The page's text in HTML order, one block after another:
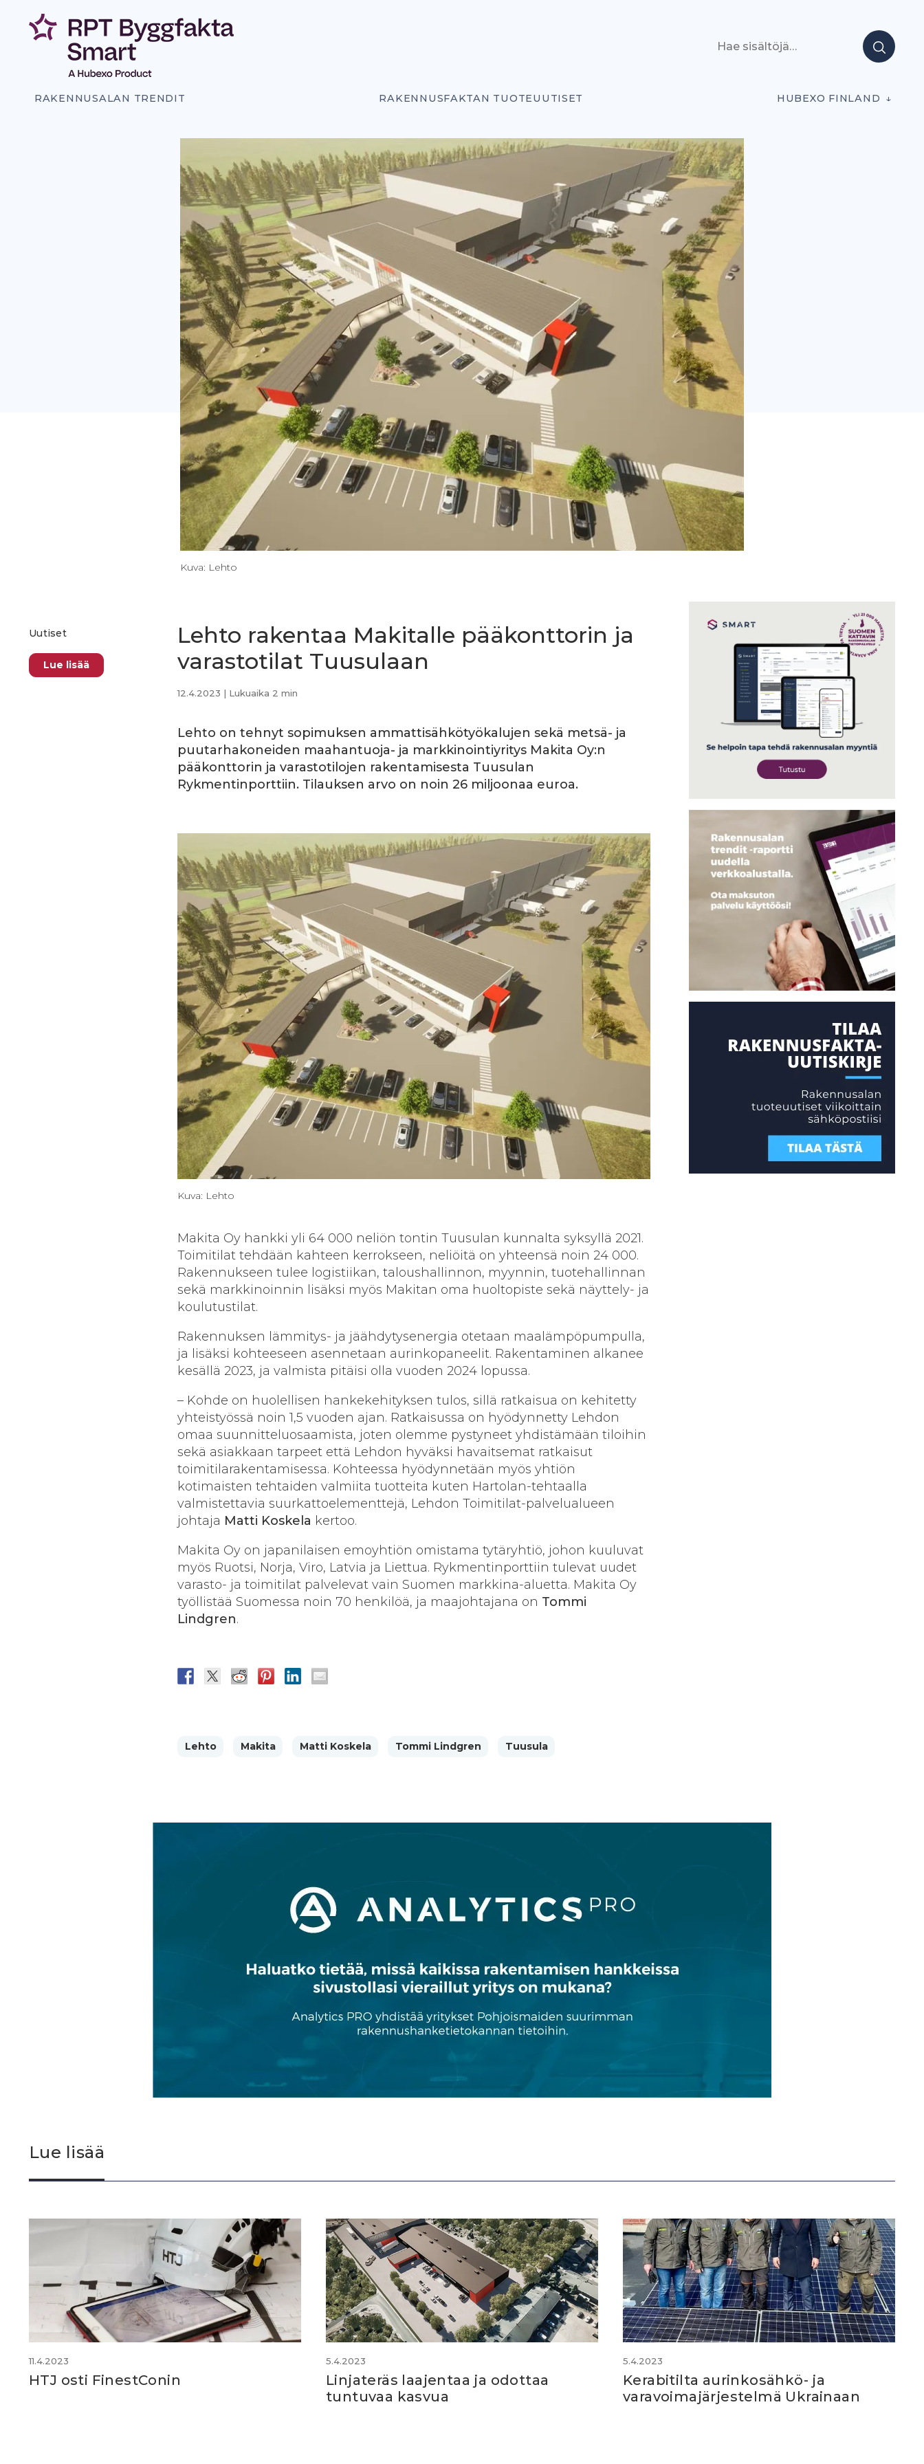
sisältöön
RAKENNUSALAN TRENDIT RAKENNUSFAKTAN TUOTEUUTISET HUBEXO FINLAND
Kuva: Lehto
Uutiset
Lue lisää
Lehto rakentaa Makitalle pääkonttorin ja
varastotilat Tuusulaan
12.4.2023 | Lukuaika 2 min
Lehto on tehnyt sopimuksen ammattisähkötyökalujen sekä metsä- ja
puutarhakoneiden maahantuoja- ja markkinointiyritys Makita Oy:n
pääkonttorin ja varastotilojen rakentamisesta Tuusulan
Rykmentinporttiin. Tilauksen arvo on noin 26 miljoonaa euroa.
Kuva: Lehto
Makita Oy hankki yli 64 000 neliön tontin Tuusulan kunnalta syksyllä 2021.
Toimitilat tehdään kahteen kerrokseen, neliöitä on yhteensä noin 24 000.
Rakennukseen tulee logistiikan, taloushallinnon, myynnin, tuotehallinnan
sekä markkinoinnin lisäksi myös Makitan oma huoltopiste sekä näyttely- ja
koulutustilat.
Rakennuksen lämmitys- ja jäähdytysenergia otetaan maalämpöpumpulla,
ja lisäksi kohteeseen asennetaan aurinkopaneelit. Rakentaminen alkanee
kesällä 2023, ja valmista pitäisi olla vuoden 2024 lopussa.
– Kohde on huolellisen hankekehityksen tulos, sillä ratkaisua on kehitetty
yhteistyössä noin 1,5 vuoden ajan. Ratkaisussa on hyödynnetty Lehdon
omaa suunnitteluosaamista, joten olemme pystyneet yhdistämään tiloihin
sekä asiakkaan tarpeet että Lehdon hyväksi havaitsemat ratkaisut
toimitilarakentamisessa. Kohteessa hyödynnetään myös yhtiön
kotimaisten tehtaiden valmiita tuotteita kuten Hartolan-tehtaalla
valmistettavia suurkattoelementtejä, Lehdon Toimitilat-palvelualueen
johtaja Matti Koskela kertoo.
Makita Oy on japanilaisen emoyhtiön omistama tytäryhtiö, johon kuuluvat
myös Ruotsi, Norja, Viro, Latvia ja Liettua. Rykmentinporttiin tulevat uudet
varasto- ja toimitilat palvelevat vain Suomen markkina-aluetta. Makita Oy
työllistää Suomessa noin 70 henkilöä, ja maajohtajana on Tommi
Lindgren.
Lehto Makita Matti Koskela Tommi Lindgren Tuusula
Lue lisää
11.4.2023
HTJ osti FinestConin
5.4.2023
Linjateräs laajentaa ja odottaa
tuntuvaa kasvua
5.4.2023
Kerabitilta aurinkosähkö- ja
varavoimajärjestelmä Ukrainaan